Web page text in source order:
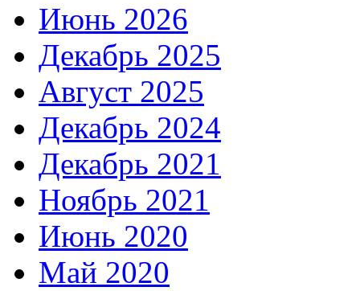
Июнь 2026
Декабрь 2025
Август 2025
Декабрь 2024
Декабрь 2021
Ноябрь 2021
Июнь 2020
Май 2020